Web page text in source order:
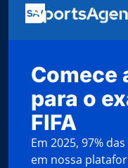
Comece
para o
FIFA
Em 2025, 97%
em nossa